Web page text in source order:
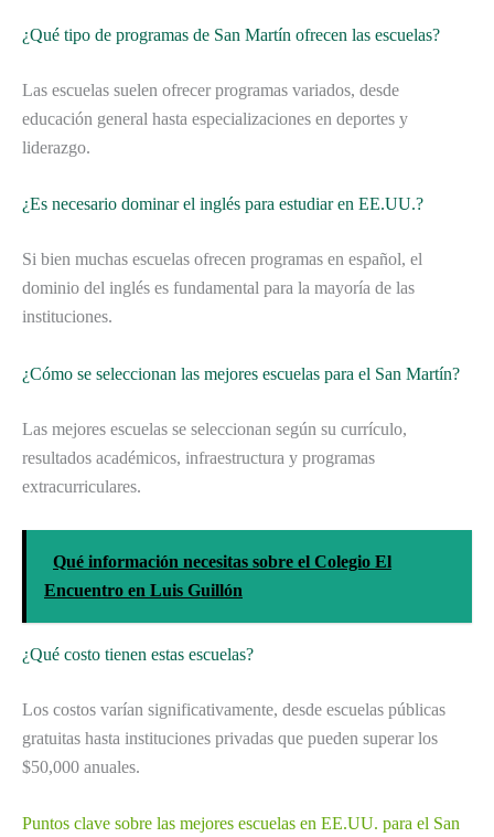
¿Qué tipo de programas de San Martín ofrecen las escuelas?
Las escuelas suelen ofrecer programas variados, desde
educación general hasta especializaciones en deportes y
liderazgo.
¿Es necesario dominar el inglés para estudiar en EE.UU.?
Si bien muchas escuelas ofrecen programas en español, el
dominio del inglés es fundamental para la mayoría de las
instituciones.
¿Cómo se seleccionan las mejores escuelas para el San Martín?
Las mejores escuelas se seleccionan según su currículo,
resultados académicos, infraestructura y programas
extracurriculares.
Qué información necesitas sobre el Colegio El
Encuentro en Luis Guillón
¿Qué costo tienen estas escuelas?
Los costos varían significativamente, desde escuelas públicas
gratuitas hasta instituciones privadas que pueden superar los
$50,000 anuales.
Puntos clave sobre las mejores escuelas en EE.UU. para el San